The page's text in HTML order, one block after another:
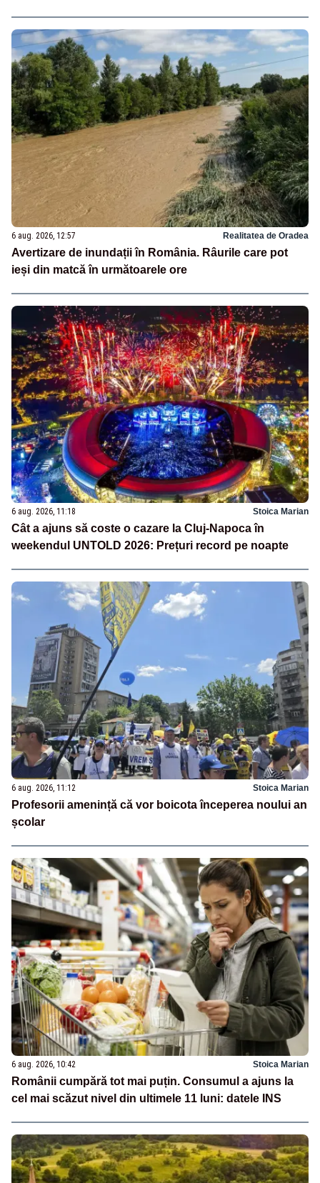
6 aug. 2026, 12:57 Realitatea de Oradea
Avertizare de inundații în România. Râurile care pot
ieși din matcă în următoarele ore
6 aug. 2026, 11:18 Stoica Marian
Cât a ajuns să coste o cazare la Cluj-Napoca în
weekendul UNTOLD 2026: Prețuri record pe noapte
6 aug. 2026, 11:12 Stoica Marian
Profesorii amenință că vor boicota începerea noului an
școlar
6 aug. 2026, 10:42 Stoica Marian
Românii cumpără tot mai puțin. Consumul a ajuns la
cel mai scăzut nivel din ultimele 11 luni: datele INS